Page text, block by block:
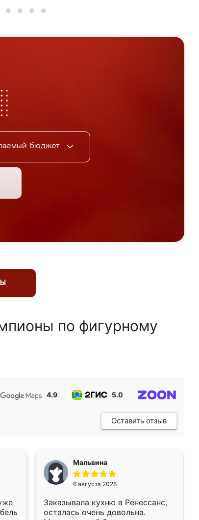
бюджет
по фигурному
4.9 5.0
Оставить отзыв
Мальвина
6 августа 2026
Заказывала кухню в Ренессанс,
осталась очень довольна.